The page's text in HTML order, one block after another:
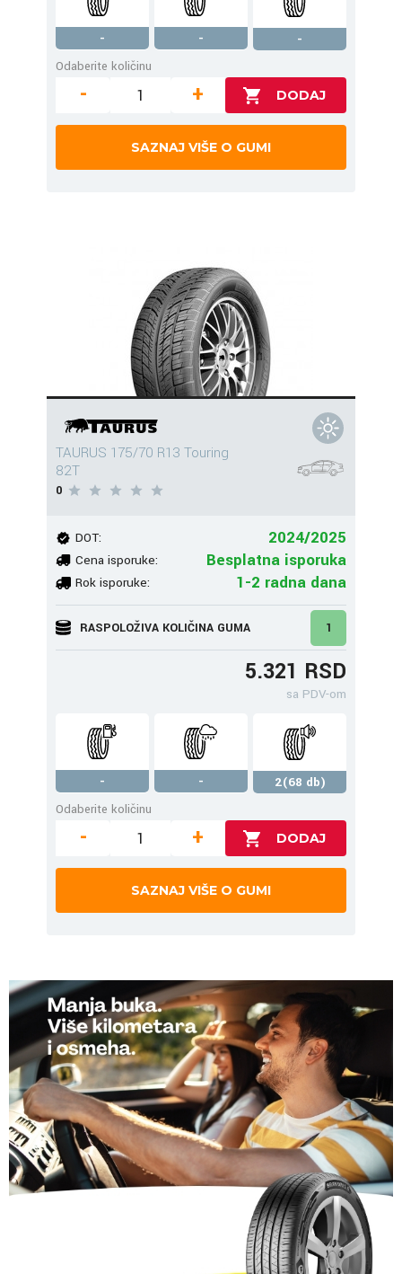
- -
-
Odaberite količinu
- +
SAZNAJ VIŠE O GUMI
TAURUS 175/70 R13 Touring
82T
0
DOT: 2024/2025
Cena isporuke: Besplatna isporuka
Rok isporuke: 1-2 radna dana
RASPOLOŽIVA KOLIČINA GUMA 1
5.321 RSD
sa PDV-om
- -
2(68 db)
Odaberite količinu
- +
SAZNAJ VIŠE O GUMI